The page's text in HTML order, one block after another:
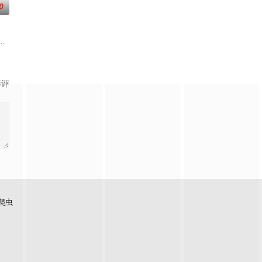
寻找身世之
队”的小组是特别的存在，但因某些缘由他们面
，原本以为自己可以从此吃香喝辣，一跃成为人上人时，他却发现自己既
无以为家，机缘巧合，偶得远古真火，不料就此重踏仙武之路，再战帝尊之
评
虫